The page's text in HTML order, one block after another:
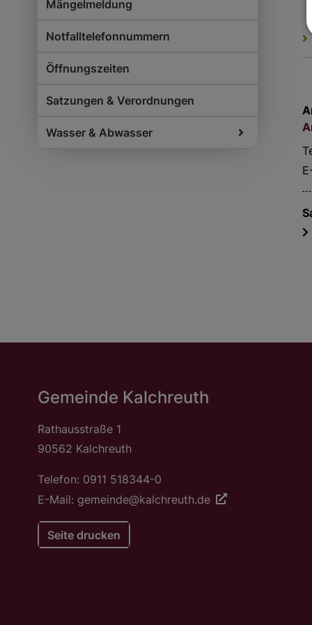
Mängelmeldung
Notfalltelefonnummern
Öffnungszeiten
Satzungen & Verordnungen
Wasser & Abwasser
Gemeinde Kalchreuth
Rathausstraße 1
90562 Kalchreuth
Telefon: 0911 518344-0
E-Mail: gemeinde@kalchreuth.de
Seite drucken